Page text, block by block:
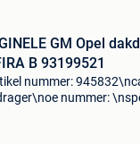
GM Opel
B 93199521
nummer:
nummer: